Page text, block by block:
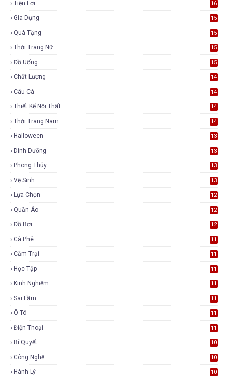
Tiện Lợi 16
Gia Dụng 15
Quà Tặng 15
Thời Trang Nữ 15
Đồ Uống 15
Chất Lượng 14
Câu Cá 14
Thiết Kế Nội Thất 14
Thời Trang Nam 14
Halloween 13
Dinh Dưỡng 13
Phong Thủy 13
Vệ Sinh 13
Lựa Chọn 12
Quần Áo 12
Đồ Bơi 12
Cà Phê 11
Cắm Trại 11
Học Tập 11
Kinh Nghiệm 11
Sai Lầm 11
Ô Tô 11
Điện Thoại 11
Bí Quyết 10
Công Nghệ 10
Hành Lý 10